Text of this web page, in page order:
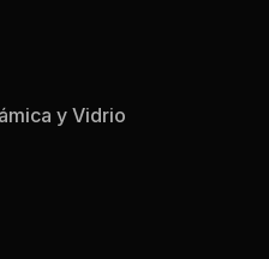
y Vidrio